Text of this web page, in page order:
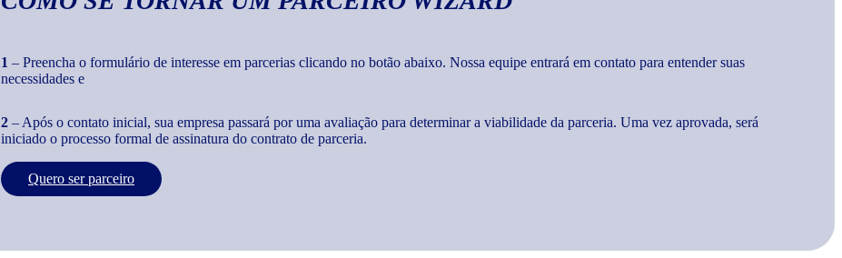
1 – Preencha o formulário de interesse em parcerias clicando no botão abaixo. Nossa equipe entrará em contato para entender suas
necessidades e
2 – Após o contato inicial, sua empresa passará por uma avaliação para determinar a viabilidade da parceria. Uma vez aprovada, será
iniciado o processo formal de assinatura do contrato de parceria.
Quero ser parceiro